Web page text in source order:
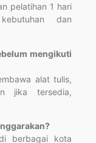
pelatihan 1 hari
dan
mengikuti
alat tulis,
jika tersedia,
berbagai kota